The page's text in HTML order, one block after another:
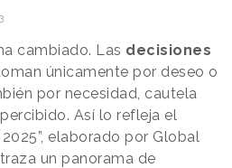
cambiado. Las decisiones
únicamente por deseo o
por necesidad, cautela
Así lo refleja el
elaborado por Global
un panorama de